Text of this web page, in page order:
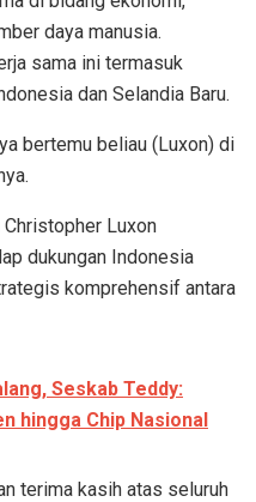
daya manusia.
sama ini termasuk
dan Selandia Baru.
bertemu beliau (Luxon) di
Luxon
dukungan Indonesia
komprehensif antara
Seskab Teddy:
hingga Chip Nasional
terima kasih atas seluruh